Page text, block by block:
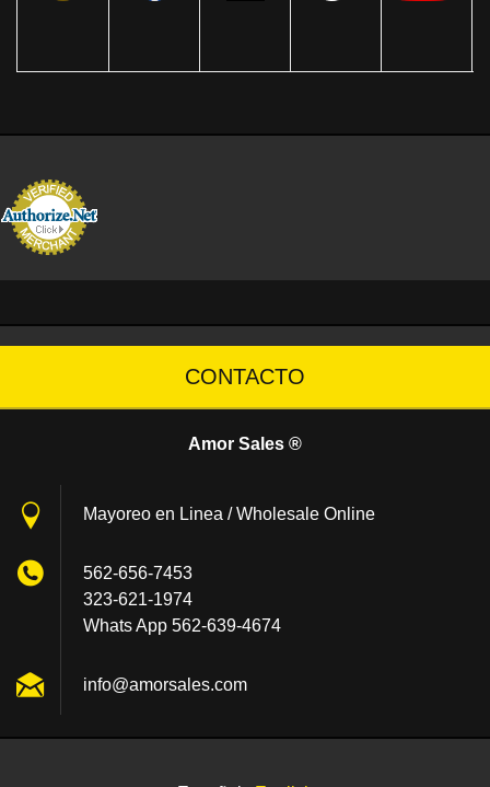
CONTACTO
Amor Sales ®
Mayoreo en Linea / Wholesale Online
562-656-7453
323-621-1974
Whats App 562-639-4674
info@amorsales.com